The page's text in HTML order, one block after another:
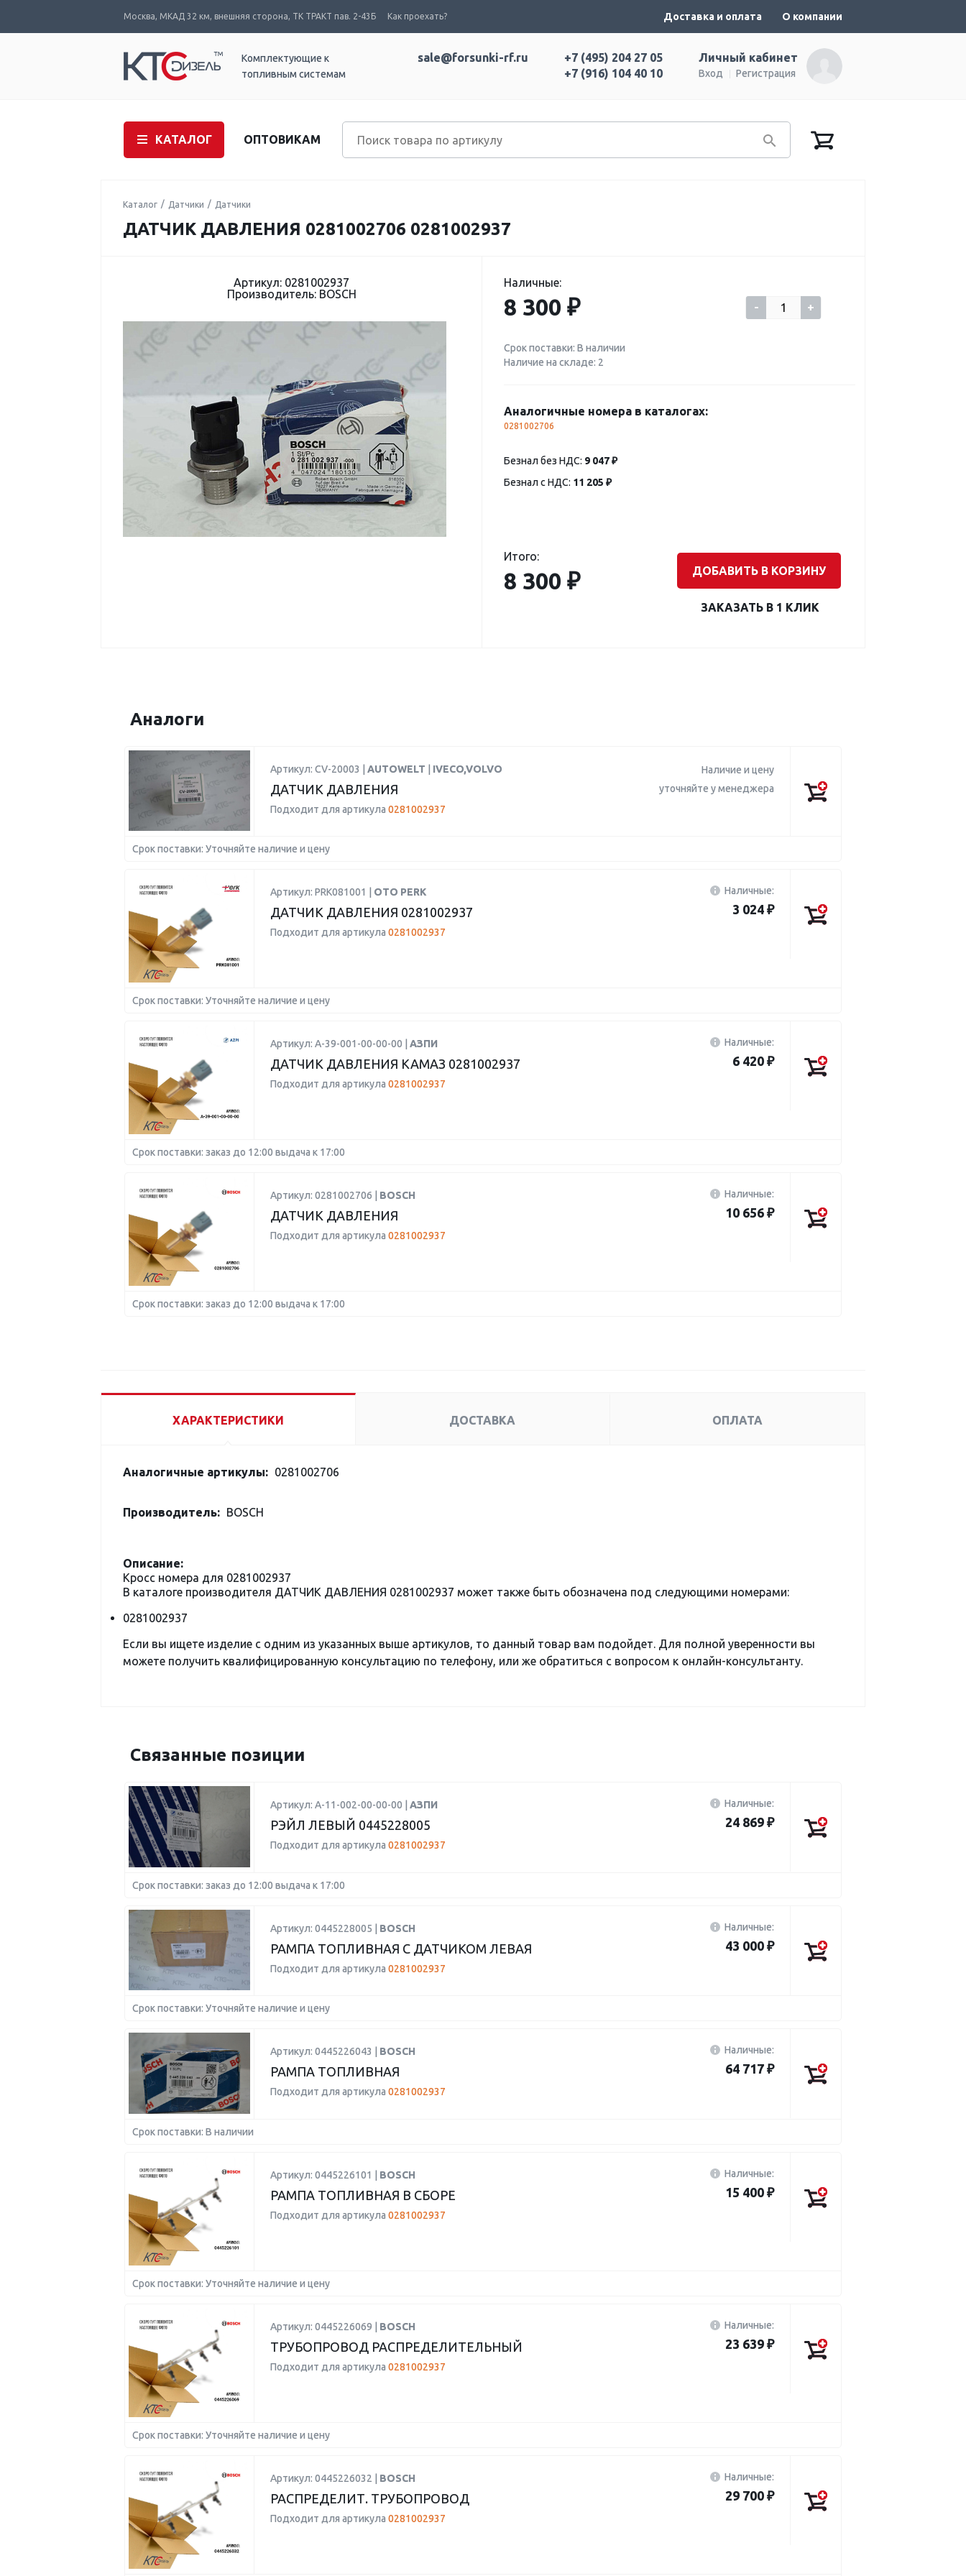
Москва, МКАД 32 км, внешняя сторона, ТК ТРАКТ пав. 2-43Б Как проехать? Доставка и оплата О компании
Комплектующие к
топливным системам
Личный кабинет
Вход Регистрация
+7 (495) 204 27 05
+7 (916) 104 40 10
sale@forsunki-rf.ru
КАТАЛОГ ОПТОВИКАМ
Каталог Датчики Датчики
ДАТЧИК ДАВЛЕНИЯ 0281002706 0281002937
Артикул: 0281002937
Производитель: BOSCH
Наличные:
8 300 ₽ - +
Срок поставки: В наличии
Наличие на складе: 2
Аналогичные номера в каталогах:
0281002706
Безнал без НДС: 9 047 ₽
Безнал с НДС: 11 205 ₽
Итого:
8 300 ₽ ДОБАВИТЬ В КОРЗИНУ
ЗАКАЗАТЬ В 1 КЛИК
Аналоги
Артикул: CV-20003 | AUTOWELT IVECO,VOLVO
ДАТЧИК ДАВЛЕНИЯ
Подходит для артикула 0281002937
Наличие и цену
уточняйте у менеджера
Срок поставки: Уточняйте наличие и цену
Артикул: PRK081001 | OTO PERK
ДАТЧИК ДАВЛЕНИЯ 0281002937
Подходит для артикула 0281002937
Наличные:
3 024 ₽
Срок поставки: Уточняйте наличие и цену
Артикул: А-39-001-00-00-00 | АЗПИ
ДАТЧИК ДАВЛЕНИЯ КАМАЗ 0281002937
Подходит для артикула 0281002937
Наличные:
6 420 ₽
Срок поставки: заказ до 12:00 выдача к 17:00
Артикул: 0281002706 | BOSCH
ДАТЧИК ДАВЛЕНИЯ
Подходит для артикула 0281002937
Наличные:
10 656 ₽
Срок поставки: заказ до 12:00 выдача к 17:00
ХАРАКТЕРИСТИКИ ДОСТАВКА ОПЛАТА
Аналогичные артикулы: 0281002706
Производитель: BOSCH
Описание:
Кросс номера для 0281002937
В каталоге производителя ДАТЧИК ДАВЛЕНИЯ 0281002937 может также быть обозначена под следующими номерами:
0281002937
Если вы ищете изделие с одним из указанных выше артикулов, то данный товар вам подойдет. Для полной уверенности вы
можете получить квалифицированную консультацию по телефону, или же обратиться с вопросом к онлайн-консультанту.
Связанные позиции
Артикул: А-11-002-00-00-00 | АЗПИ
РЭЙЛ ЛЕВЫЙ 0445228005
Подходит для артикула 0281002937
Наличные:
24 869 ₽
Срок поставки: заказ до 12:00 выдача к 17:00
Артикул: 0445228005 | BOSCH
РАМПА ТОПЛИВНАЯ С ДАТЧИКОМ ЛЕВАЯ
Подходит для артикула 0281002937
Наличные:
43 000 ₽
Срок поставки: Уточняйте наличие и цену
Артикул: 0445226043 | BOSCH
РАМПА ТОПЛИВНАЯ
Подходит для артикула 0281002937
Наличные:
64 717 ₽
Срок поставки: В наличии
Артикул: 0445226101 | BOSCH
РАМПА ТОПЛИВНАЯ В СБОРЕ
Подходит для артикула 0281002937
Наличные:
15 400 ₽
Срок поставки: Уточняйте наличие и цену
Артикул: 0445226069 | BOSCH
ТРУБОПРОВОД РАСПРЕДЕЛИТЕЛЬНЫЙ
Подходит для артикула 0281002937
Наличные:
23 639 ₽
Срок поставки: Уточняйте наличие и цену
Артикул: 0445226032 | BOSCH
РАСПРЕДЕЛИТ. ТРУБОПРОВОД
Подходит для артикула 0281002937
Наличные:
29 700 ₽